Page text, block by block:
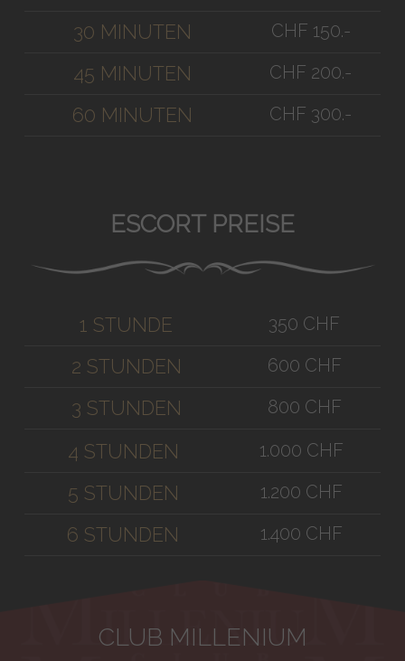
30 MINUTEN CHF 150.-
45 MINUTEN CHF 200.-
60 MINUTEN CHF 300.-
ESCORT PREISE
1 STUNDE 350 CHF
2 STUNDEN 600 CHF
3 STUNDEN 800 CHF
4 STUNDEN 1.000 CHF
5 STUNDEN 1.200 CHF
6 STUNDEN 1.400 CHF
CLUB MILLENIUM